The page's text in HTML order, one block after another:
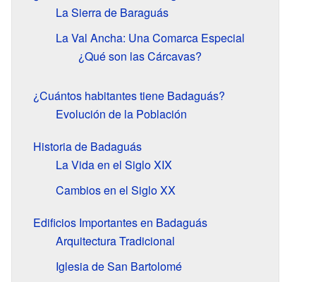
La Sierra de Baraguás
La Val Ancha: Una Comarca Especial
¿Qué son las Cárcavas?
¿Cuántos habitantes tiene Badaguás?
Evolución de la Población
Historia de Badaguás
La Vida en el Siglo XIX
Cambios en el Siglo XX
Edificios Importantes en Badaguás
Arquitectura Tradicional
Iglesia de San Bartolomé